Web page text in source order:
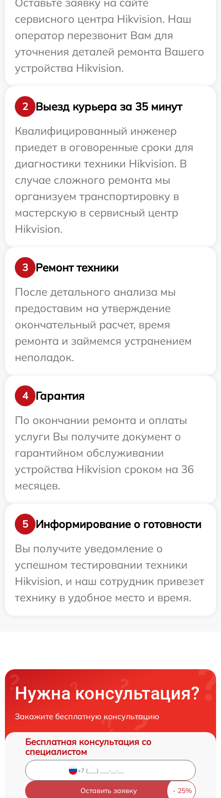
сервисного центра Hikvision. Наш
оператор перезвонит Вам для
уточнения деталей ремонта Вашего
устройства Hikvision.
2
Выезд курьера за 35 минут
Квалифицированный инженер
приедет в оговоренные сроки для
диагностики техники Hikvision. В
случае сложного ремонта мы
организуем транспортировку в
мастерскую в сервисный центр
Hikvision.
3
Ремонт техники
После детального анализа мы
предоставим на утверждение
окончательный расчет, время
ремонта и займемся устранением
неполадок.
4
Гарантия
По окончании ремонта и оплаты
услуги Вы получите документ о
гарантийном обслуживании
устройства Hikvision сроком на 36
месяцев.
5
Информирование о готовности
Вы получите уведомление о
успешном тестировании техники
Hikvision, и наш сотрудник привезет
технику в удобное место и время.
Нужна консультация?
Закажите бесплатную консультацию
Бесплатная консультация со
специалистом
Оставить заявку